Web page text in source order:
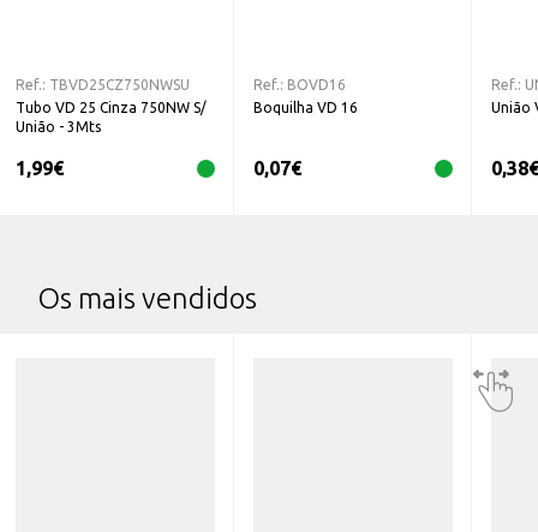
Ref.: TBVD25CZ750NWSU
Tubo VD 25 Cinza 750NW S/
União - 3Mts
1,99€
Ref.: BOVD16
Boquilha VD 16
0,07€
Ref.:
União
0,38€
Os mais vendidos